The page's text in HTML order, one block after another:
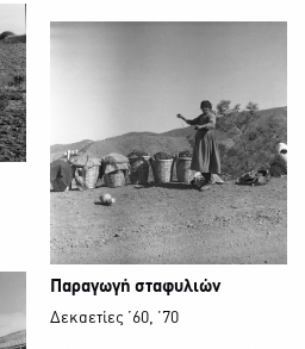
Παραγωγή σταφυλιών
Δεκαετίες ’60, ΄70